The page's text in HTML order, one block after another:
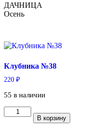
ДАЧНИЦА
Осень
Клубника №38
220 ₽
55 в наличии
Количество
товара
В корзину